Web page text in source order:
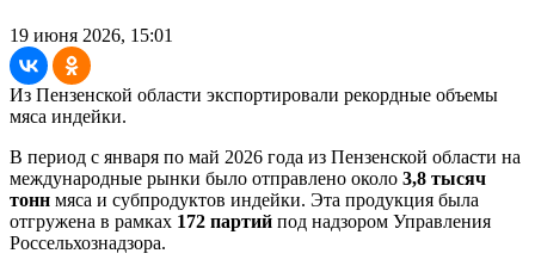
19 июня 2026, 15:01
Из Пензенской области экспортировали рекордные объемы
мяса индейки.
В период с января по май 2026 года из Пензенской области на
международные рынки было отправлено около 3,8 тысяч
тонн мяса и субпродуктов индейки. Эта продукция была
отгружена в рамках 172 партий под надзором Управления
Россельхознадзора.